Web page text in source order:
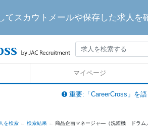
てスカウトメールや保存した求人を
マイページ
重要:「CareerCross」を
を検索 検索結果 商品企画マネージャ―（洗濯機 ドラム